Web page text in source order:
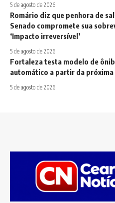
5 de agosto de 2026
Romário diz que penhora de
Senado compromete sua
‘Impacto irreversível’
5 de agosto de 2026
Fortaleza testa modelo de
automático a partir da próxima
5 de agosto de 2026